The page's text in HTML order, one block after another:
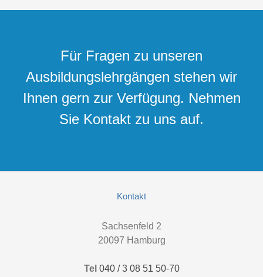
Für Fragen zu unseren
Ausbildungslehrgängen stehen wir
Ihnen gern zur Verfügung. Nehmen
Sie Kontakt zu uns auf.
Kontakt
Sachsenfeld 2
20097 Hamburg
Tel 040 / 3 08 51 50-70